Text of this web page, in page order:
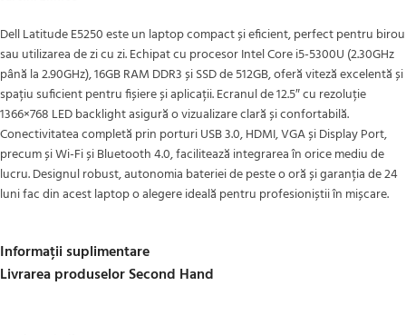
Dell Latitude E5250 este un laptop compact și eficient, perfect pentru birou
sau utilizarea de zi cu zi. Echipat cu procesor Intel Core i5-5300U (2.30GHz
până la 2.90GHz), 16GB RAM DDR3 și SSD de 512GB, oferă viteză excelentă și
spațiu suficient pentru fișiere și aplicații. Ecranul de 12.5″ cu rezoluție
1366×768 LED backlight asigură o vizualizare clară și confortabilă.
Conectivitatea completă prin porturi USB 3.0, HDMI, VGA și Display Port,
precum și Wi-Fi și Bluetooth 4.0, facilitează integrarea în orice mediu de
lucru. Designul robust, autonomia bateriei de peste o oră și garanția de 24
luni fac din acest laptop o alegere ideală pentru profesioniștii în mișcare.
Informații suplimentare
Livrarea produselor Second Hand